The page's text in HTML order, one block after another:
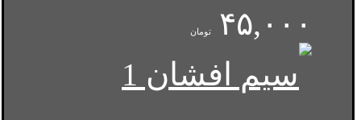
۴۵,۰۰۰
تومان